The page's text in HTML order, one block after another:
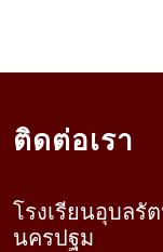
ติดต่อเรา
โรงเรียนอุบล
นครปฐม